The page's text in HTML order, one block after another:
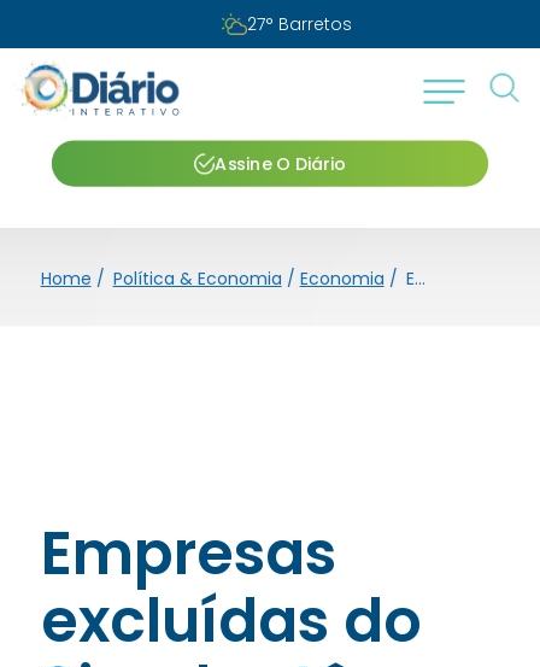
27° Barretos
Assine O Diário
Home / Política & Economia / Economia / Empresas excluídas do Simples têm prazo para resolver pendências
Empresas
excluídas do